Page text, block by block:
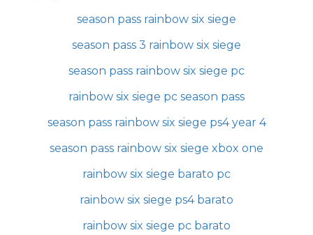
season pass rainbow six siege
season pass 3 rainbow six siege
season pass rainbow six siege pc
rainbow six siege pc season pass
season pass rainbow six siege ps4 year 4
season pass rainbow six siege xbox one
rainbow six siege barato pc
rainbow six siege ps4 barato
rainbow six siege pc barato